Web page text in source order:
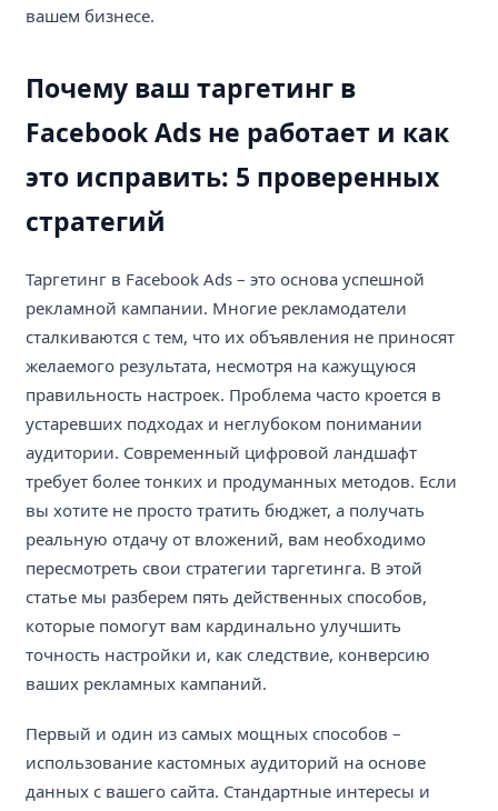
вашем бизнесе.
Почему ваш таргетинг в
Facebook Ads не работает и как
это исправить: 5 проверенных
стратегий
Таргетинг в Facebook Ads – это основа успешной
рекламной кампании. Многие рекламодатели
сталкиваются с тем, что их объявления не приносят
желаемого результата, несмотря на кажущуюся
правильность настроек. Проблема часто кроется в
устаревших подходах и неглубоком понимании
аудитории. Современный цифровой ландшафт
требует более тонких и продуманных методов. Если
вы хотите не просто тратить бюджет, а получать
реальную отдачу от вложений, вам необходимо
пересмотреть свои стратегии таргетинга. В этой
статье мы разберем пять действенных способов,
которые помогут вам кардинально улучшить
точность настройки и, как следствие, конверсию
ваших рекламных кампаний.
Первый и один из самых мощных способов –
использование кастомных аудиторий на основе
данных с вашего сайта. Стандартные интересы и